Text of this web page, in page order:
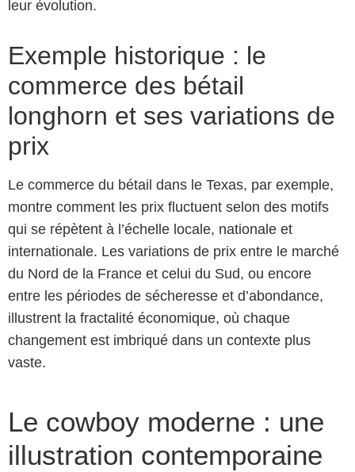
leur évolution.
Exemple historique : le
commerce des bétail
longhorn et ses variations de
prix
Le commerce du bétail dans le Texas, par exemple,
montre comment les prix fluctuent selon des motifs
qui se répètent à l’échelle locale, nationale et
internationale. Les variations de prix entre le marché
du Nord de la France et celui du Sud, ou encore
entre les périodes de sécheresse et d’abondance,
illustrent la fractalité économique, où chaque
changement est imbriqué dans un contexte plus
vaste.
Le cowboy moderne : une
illustration contemporaine